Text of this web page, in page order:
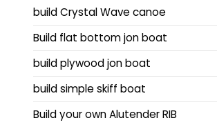
build Crystal Wave canoe
Build flat bottom jon boat
build plywood jon boat
build simple skiff boat
Build your own Alutender RIB